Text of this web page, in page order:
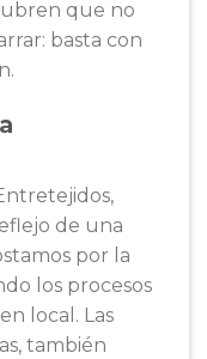
que no
basta con
,
de una
por la
los procesos
local. Las
también